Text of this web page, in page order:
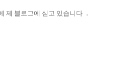
제 블로그에 싣고 있습니다 .